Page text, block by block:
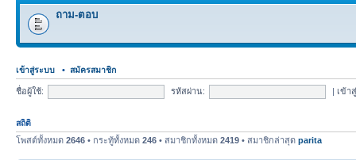
ถาม-ตอบ
เข้าสู่ระบบ • สมัครสมาชิก
ชื่อผู้ใช้: รหัสผ่าน: | เข้า
สถิติ
โพสต์ทั้งหมด 2646 • กระทู้ทั้งหมด 246 • สมาชิกทั้งหมด 2419 • สมาชิกล่าสุด parita